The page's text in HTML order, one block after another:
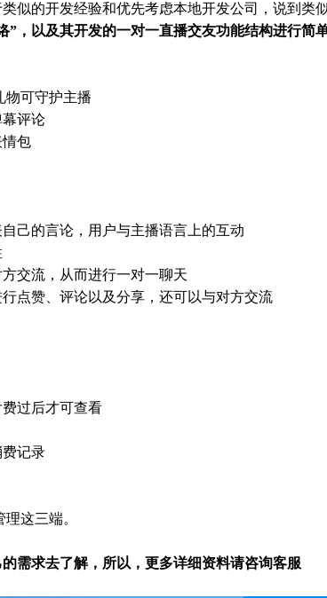
似的开发经验和优先考虑本地开发公司，说到类
，以及其开发的一对一直播交友功能结构进行简单
物可守护主播
评论
包
己的言论，用户与主播语言上的互动
交流，从而进行一对一聊天
点赞、评论以及分享，还可以与对方交流
过后才可查看
记录
这三端。
需求去了解，所以，更多详细资料请咨询客服